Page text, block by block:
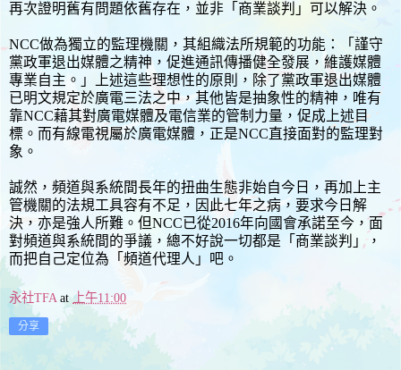
再次證明舊有問題依舊存在，並非「商業談判」可以解決。
NCC做為獨立的監理機關，其組織法所規範的功能：「謹守
黨政軍退出媒體之精神，促進通訊傳播健全發展，維護媒體
專業自主。」上述這些理想性的原則，除了黨政軍退出媒體
已明文規定於廣電三法之中，其他皆是抽象性的精神，唯有
靠NCC藉其對廣電媒體及電信業的管制力量，促成上述目
標。而有線電視屬於廣電媒體，正是NCC直接面對的監理對
象。
誠然，頻道與系統間長年的扭曲生態非始自今日，再加上主
管機關的法規工具容有不足，因此七年之病，要求今日解
決，亦是強人所難。但NCC已從2016年向國會承諾至今，面
對頻道與系統間的爭議，總不好說一切都是「商業談判」，
而把自己定位為「頻道代理人」吧。
永社TFA at 上午11:00
分享